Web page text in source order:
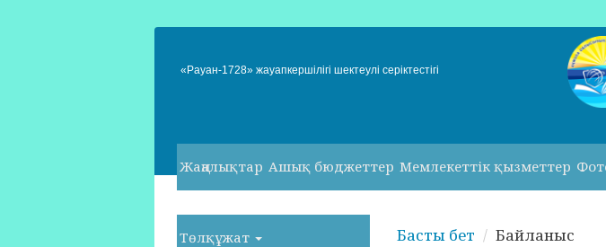
«Рауан-1728» жауапкершілігі шектеулі серіктестігі
Жаңалықтар Ашық бюджеттер Мемлекеттік қызметтер
Төлқұжат Басты бет Байланыс